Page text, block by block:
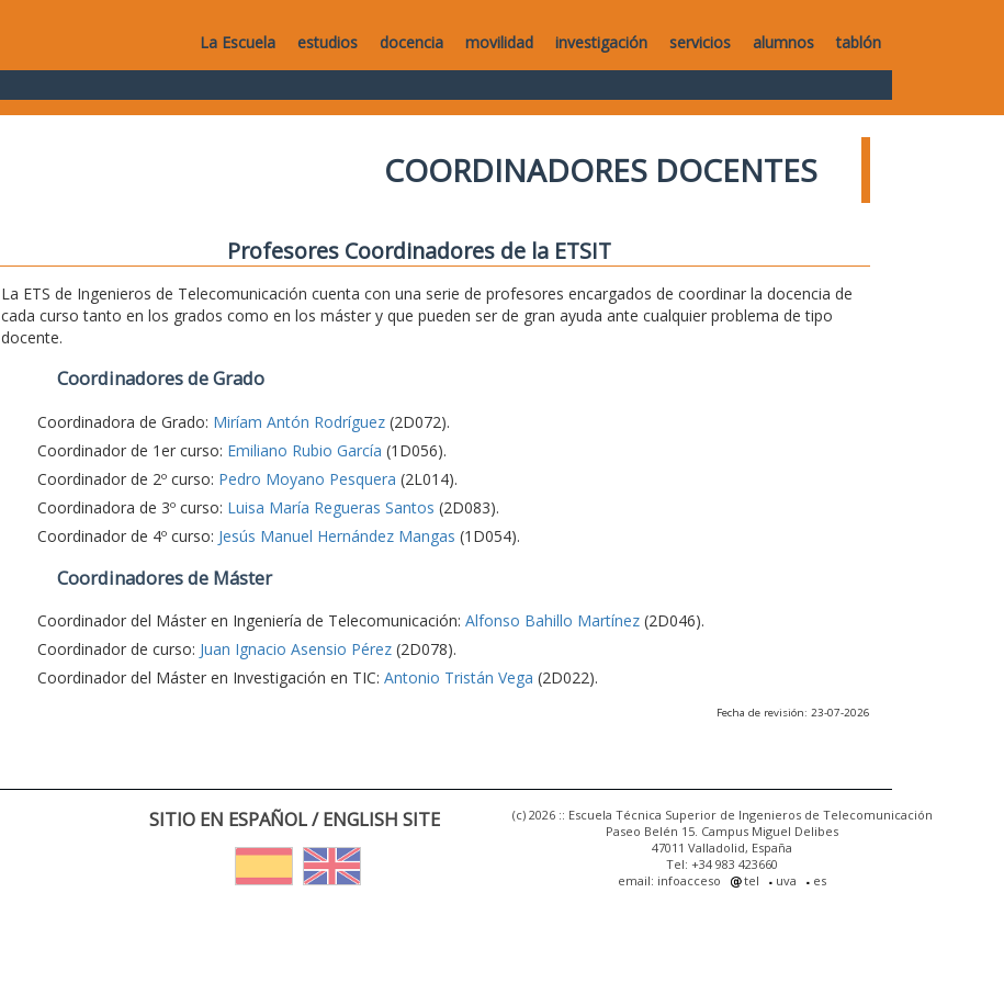
La Escuela estudios docencia movilidad investigación servicios alumnos tablón
COORDINADORES DOCENTES
Profesores Coordinadores de la ETSIT
La ETS de Ingenieros de Telecomunicación cuenta con una serie de profesores encargados de coordinar la docencia de
cada curso tanto en los grados como en los máster y que pueden ser de gran ayuda ante cualquier problema de tipo
docente.
Coordinadores de Grado
Coordinadora de Grado: Miríam Antón Rodríguez(2D072).
Coordinador de 1er curso: Emiliano Rubio García (1D056).
Coordinador de 2º curso: Pedro Moyano Pesquera (2L014).
Coordinadora de 3º curso: Luisa María Regueras Santos (2D083).
Coordinador de 4º curso: Jesús Manuel Hernández Mangas (1D054).
Coordinadores de Máster
Coordinador del Máster en Ingeniería de Telecomunicación: Alfonso Bahillo Martínez(2D046).
Coordinador de curso: Juan Ignacio Asensio Pérez(2D078).
Coordinador del Máster en Investigación en TIC: Antonio Tristán Vega (2D022).
Fecha de revisión: 23-07-2026
SITIO EN ESPAÑOL / ENGLISH SITE
(c) 2026 :: Escuela Técnica Superior de Ingenieros de Telecomunicación
Paseo Belén 15. Campus Miguel Delibes
47011 Valladolid, España
Tel: +34 983 423660
email: infoacceso
tel uva es